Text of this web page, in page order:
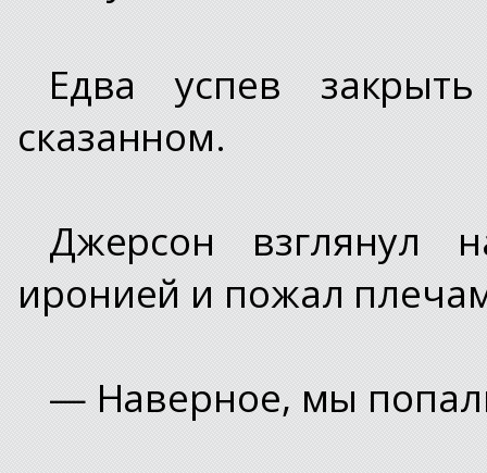
Едва успев
сказанном.
Джерсон взглянул
иронией и пожал
— Наверное, мы